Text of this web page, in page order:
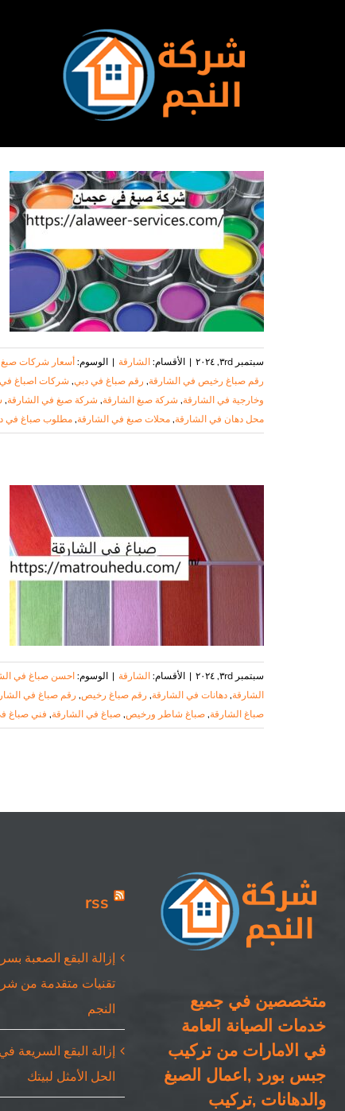
سبتمبر ٣rd, ٢٠٢٤ | الأقسام: الشارقة | الوسوم: أسعار شركات صبغ
رقم صباغ رخيص في الشارقة, رقم صباغ في دبي, شركات اصباغ
وخارجية في الشارقة, شركة صبغ الشارقة, شركة صبغ في الشارقة,
محل دهان في الشارقة, محلات صبغ في الشارقة,مطلوب صباغ في
سبتمبر ٣rd, ٢٠٢٤ | الأقسام: الشارقة | الوسوم: احسن صباغ في
الشارقة, دهانات في الشارقة, رقم صباغ رخيص, رقم صباغ في
صباغ الشارقة, صباغ شاطر ورخيص, صباغ في الشارقة, فني صباغ
متخصصين في جميع
خدمات الصيانة العامة
في الامارات من تركيب
جبس بورد ,اعمال الصبغ
والدهانات ,تركيب
rss
إزالة البقع الصعبة
تقنيات متقدمة من
النجم
إزالة البقع السريعة
الحل الأمثل لبيتك